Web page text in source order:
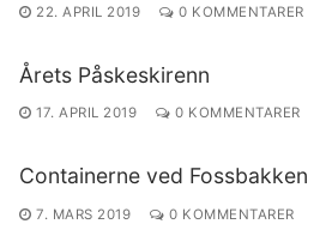
22. APRIL 2019 0 KOMMENTARER
Årets Påskeskirenn
17. APRIL 2019 0 KOMMENTARER
Containerne ved Fossbakken
7. MARS 2019 0 KOMMENTARER